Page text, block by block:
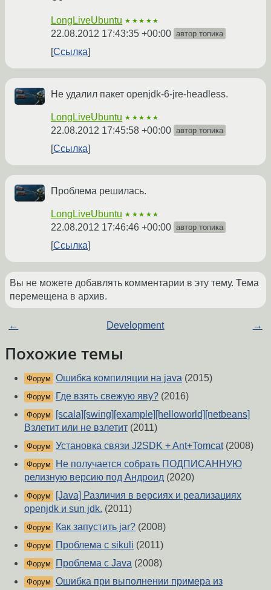
LongLiveUbuntu ★★★★★
22.08.2012 17:43:35 +00:00 автор топика
Ссылка
Не удалил пакет openjdk-6-jre-headless.
LongLiveUbuntu ★★★★★
22.08.2012 17:45:58 +00:00 автор топика
Ссылка
Проблема решилась.
LongLiveUbuntu ★★★★★
22.08.2012 17:46:46 +00:00 автор топика
Ссылка
Вы не можете добавлять комментарии в эту тему. Тема
перемещена в архив.
← Development →
Похожие темы
Форум Ошибка компиляции на java (2015)
Форум Где взять свежую яву? (2016)
Форум
[scala][swing][example][helloworld][netbeans]
Взлетит или не взлетит (2011)
Форум Установка связи J2SDK + Ant+Tomcat(2008)
Форум
Не получается собрать ПОДПИСАННУЮ
релизную версию под Андроид (2020)
Форум
[Java] Различия в версиях и реализациях
openjdk и sun jdk. (2011)
Форум Как запустить jar? (2008)
Форум Проблема с sikuli (2011)
Форум Проблема с Java (2008)
Форум Ошибка при выполнении примера из